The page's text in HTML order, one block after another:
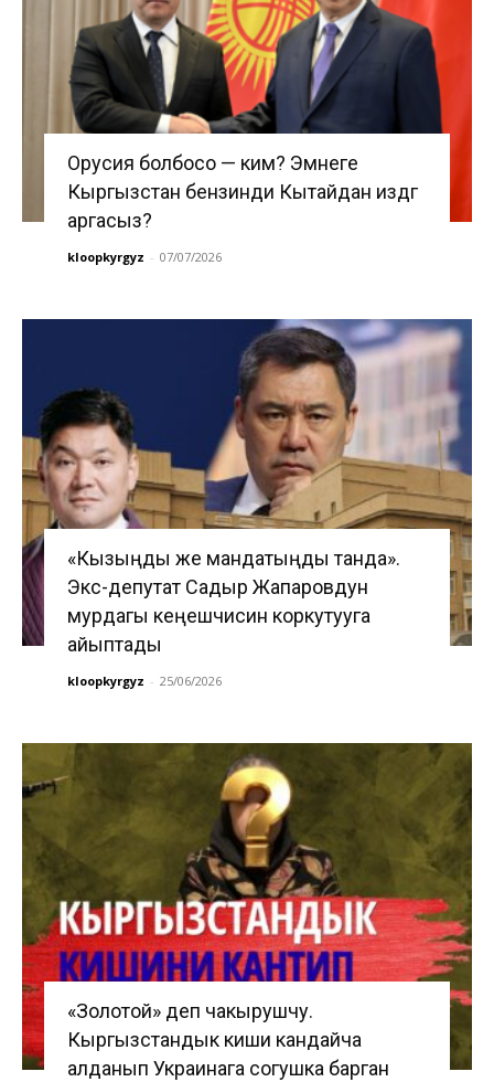
Орусия болбосо — ким? Эмнеге
Кыргызстан бензинди Кытайдан издөөгө
аргасыз?
kloopkyrgyz - 07/07/2026
«Кызыңды же мандатыңды танда».
Экс-депутат Садыр Жапаровдун
мурдагы кеңешчисин коркутууга
айыптады
kloopkyrgyz - 25/06/2026
«Золотой» деп чакырушчу.
Кыргызстандык киши кандайча
алданып Украинага согушка барган